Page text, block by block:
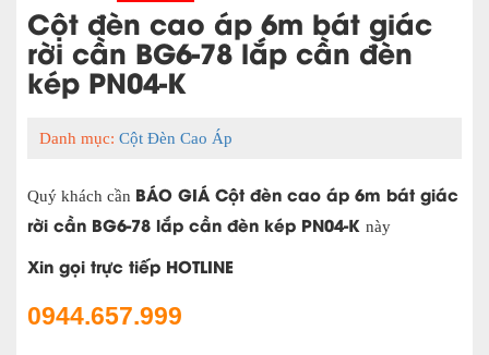
Cột đèn cao áp 6m bát giác
rời cần BG6-78 lắp cần đèn
kép PN04-K
Danh mục: Cột Đèn Cao Áp
Quý khách cần BÁO GIÁ Cột đèn cao áp 6m bát giác
rời cần BG6-78 lắp cần đèn kép PN04-K này
Xin gọi trực tiếp HOTLINE
0944.657.999